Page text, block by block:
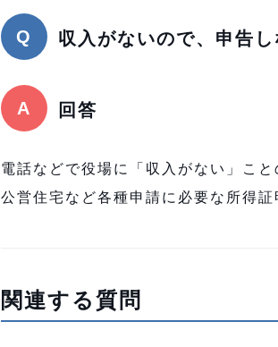
収入がないので、申告
回答
電話などで役場に「収入がない」こ
公営住宅など各種申請に必要な所得
関連する質問